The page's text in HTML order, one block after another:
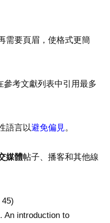
需要頁眉，使格式更簡
參考文獻列表中引用最多
語言以避免偏見。
媒體帖子、播客和其他線
45)
An introduction to